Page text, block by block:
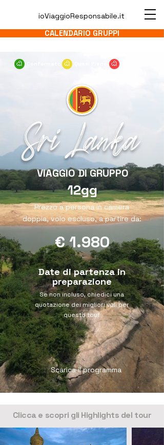
ioViaggioResponsabile.it
CALENDARIO GRUPPI
Sri Lanka
VIAGGIO DI GRUPPO
12gg
Prezzo a persona in camera
doppia, volo escluso, a partire da:
€ 1.980
Date di partenza in
preparazione
Se non incluso, chiedici una
quotazione dei migliori voli per
questo tour
Scarica il programma
Clicca e scopri gli Highlights del tour